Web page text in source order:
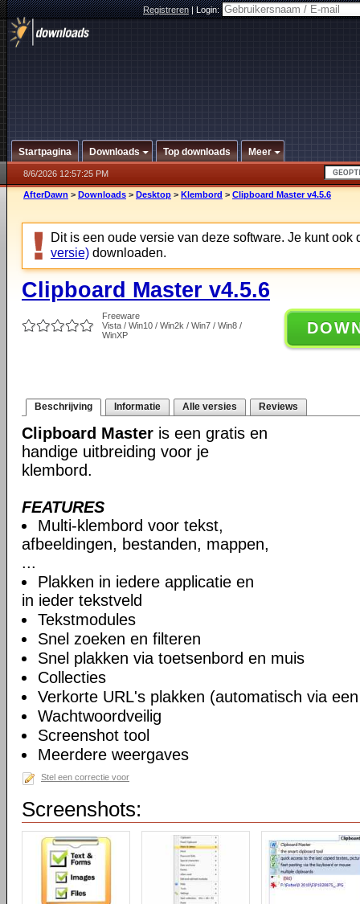
Registreren|Login:
Startpagina Downloads Top downloads Meer
8/6/2026 12:57:25 PM
AfterDawn > Downloads > Desktop > Klembord > Clipboard Master v4.5.6
Dit is een oude versie van deze software. Je kunt ook
versie) downloaden.
Clipboard Master v4.5.6
Freeware
Vista / Win10 / Win2k / Win7 / Win8 /
WinXP
Beschrijving Informatie Alle versies Reviews
Clipboard Master is een gratis en
handige uitbreiding voor je
klembord.
FEATURES
Multi-klembord voor tekst,
afbeeldingen, bestanden, mappen,
...
Plakken in iedere applicatie en
in ieder tekstveld
Tekstmodules
Snel zoeken en filteren
Snel plakken via toetsenbord en muis
Collecties
Verkorte URL's plakken (automatisch via
Wachtwoordveilig
Screenshot tool
Meerdere weergaves
Stel een correctie voor
Screenshots: